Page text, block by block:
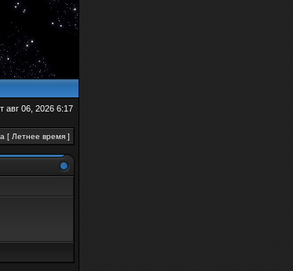
авг 06, 2026 6:17
[ Летнее время ]